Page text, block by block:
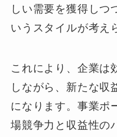
しい需要を獲得しつ
いうスタイルが考え
これにより、企業は
しながら、新たな収
になります。事業ポ
場競争力と収益性の